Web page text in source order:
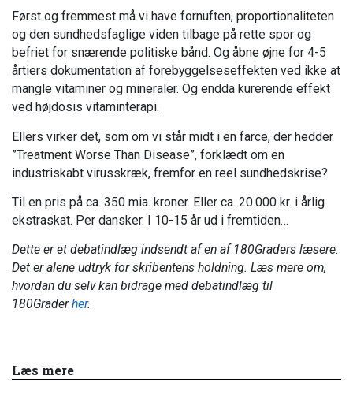
Først og fremmest må vi have fornuften, proportionaliteten
og den sundhedsfaglige viden tilbage på rette spor og
befriet for snærende politiske bånd. Og åbne øjne for 4-5
årtiers dokumentation af forebyggelseseffekten ved ikke at
mangle vitaminer og mineraler. Og endda kurerende effekt
ved højdosis vitaminterapi.
Ellers virker det, som om vi står midt i en farce, der hedder
”Treatment Worse Than Disease”, forklædt om en
industriskabt virusskræk, fremfor en reel sundhedskrise?
Til en pris på ca. 350 mia. kroner. Eller ca. 20.000 kr. i årlig
ekstraskat. Per dansker. I 10-15 år ud i fremtiden…
Dette er et debatindlæg indsendt af en af 180Graders læsere.
Det er alene udtryk for skribentens holdning. Læs mere om,
hvordan du selv kan bidrage med debatindlæg til
180Graderher.
Læs mere